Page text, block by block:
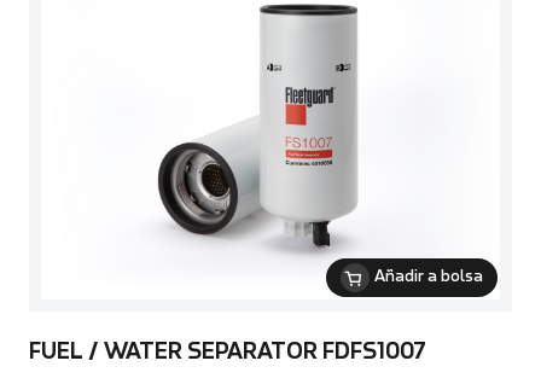
Añadir a bolsa
FUEL / WATER SEPARATOR FDFS1007